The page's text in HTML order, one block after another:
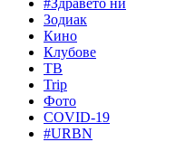
Зодиак
Кино
Клубове
ТВ
Trip
Фото
COVID-19
#URBN